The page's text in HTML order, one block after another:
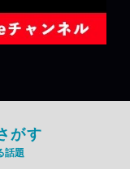
がす
話題